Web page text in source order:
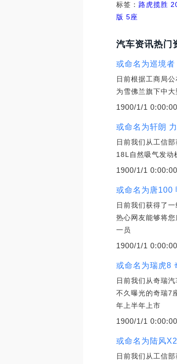
标签： 路虎揽胜
版 5座
汽车资讯热门
或命名为巡境
日前根据工商局
为雪佛兰旗下中
1900/1/1 0:00:00
或命名为轩朗
日前我们从工信
18L自然吸气发动
1900/1/1 0:00:00
或命名为唐100
日前我们获得了
热心网友能够将
一员
1900/1/1 0:00:00
或命名为瑞虎8
日前我们从奇瑞
不久曝光的奇瑞7
年上半年上市
1900/1/1 0:00:00
或命名为陆风
日前我们从工信